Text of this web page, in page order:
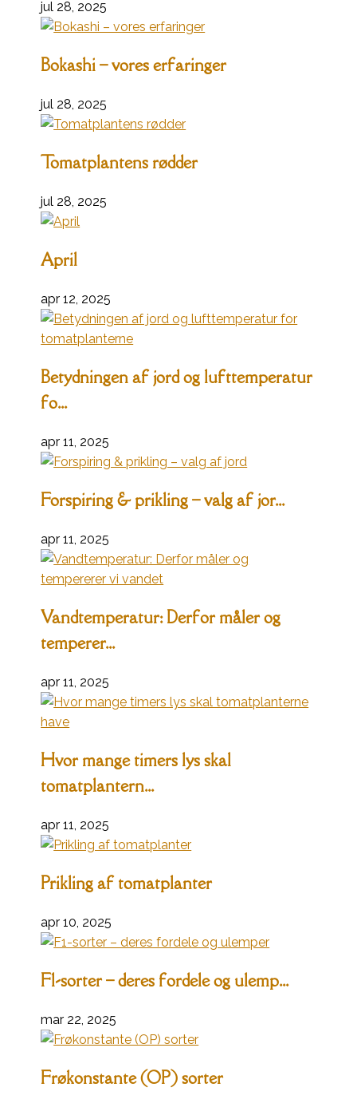
jul 28, 2025
Bokashi – vores erfaringer
jul 28, 2025
Tomatplantens rødder
jul 28, 2025
April
apr 12, 2025
Betydningen af jord og lufttemperatur
fo...
apr 11, 2025
Forspiring & prikling – valg af jor...
apr 11, 2025
Vandtemperatur: Derfor måler og
temperer...
apr 11, 2025
Hvor mange timers lys skal
tomatplantern...
apr 11, 2025
Prikling af tomatplanter
apr 10, 2025
F1-sorter – deres fordele og ulemp...
mar 22, 2025
Frøkonstante (OP) sorter